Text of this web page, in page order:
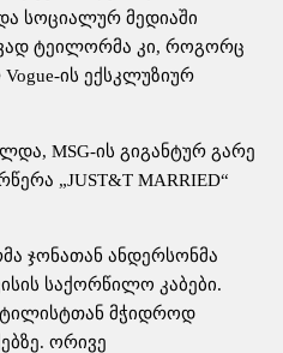
სოციალურ მედიაში
ტეილორმა კი, როგორც
ის ექსკლუზიურ
MSG-ის გიგანტურ გარე
„JUST&T MARRIED“
ჯონათან ანდერსონმა
საქორწილო კაბები.
მჭიდროდ
ორივე